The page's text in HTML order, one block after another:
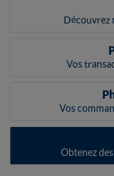
Découvrez
Vos
Vos
Obtenez